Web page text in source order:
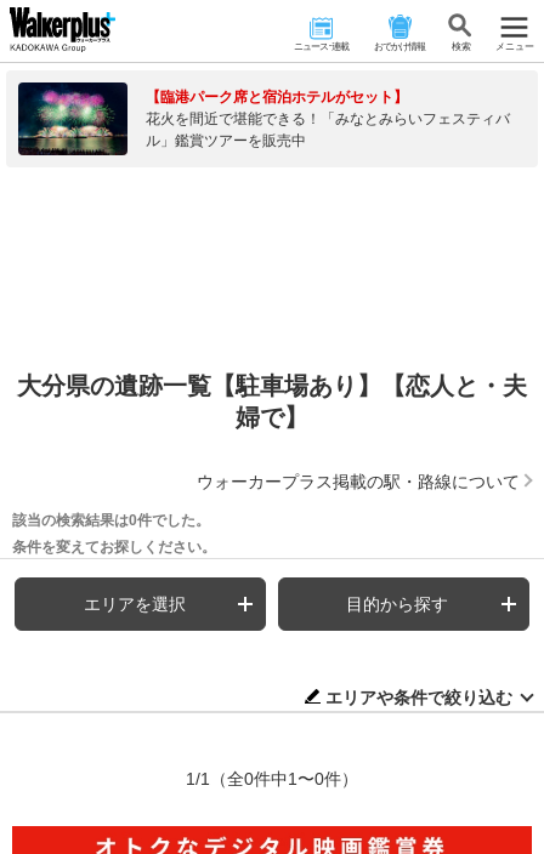
ニュース･連載 おでかけ情報 検 索 メニュー
【臨港パーク席と宿泊ホテルがセット】
花火を間近で堪能できる！「みなとみらいフェスティバ
ル」鑑賞ツアーを販売中
大分県の遺跡一覧【駐車場あり】【恋人と・夫
婦で】
ウォーカープラス掲載の駅・路線について
該当の検索結果は0件でした。
条件を変えてお探しください。
エリアを選択 目的から探す
エリアや条件で絞り込む
1/1 （全0件中1〜0件）